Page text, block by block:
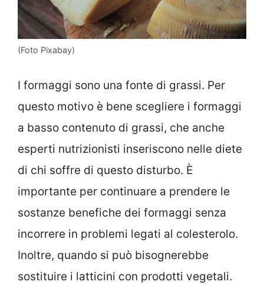
(Foto Pixabay)
I formaggi sono una fonte di grassi. Per
questo motivo è bene scegliere i formaggi
a basso contenuto di grassi, che anche
esperti nutrizionisti inseriscono nelle diete
di chi soffre di questo disturbo. È
importante per continuare a prendere le
sostanze benefiche dei formaggi senza
incorrere in problemi legati al colesterolo.
Inoltre, quando si può bisognerebbe
sostituire i latticini con prodotti vegetali.